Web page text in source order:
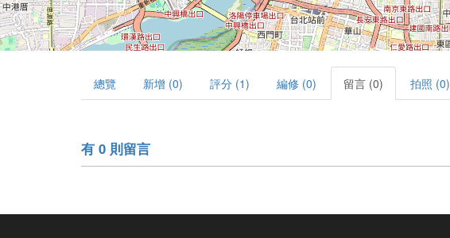
總覽 新增 (0) 評分 (1) 編修 (0) 留言 (0) 拍照 (0)
有 0 則留言